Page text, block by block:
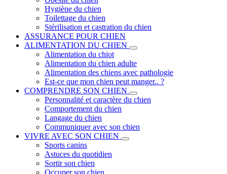
Hygiène du chien
Toilettage du chien
Stérilisation et castration du chien
ASSURANCE POUR CHIEN
ALIMENTATION DU CHIEN
Alimentation du chiot
Alimentation du chien adulte
Alimentation des chiens avec pathologie
Est-ce que mon chien peut manger.. ?
COMPRENDRE SON CHIEN
Personnalité et caractère du chien
Comportement du chien
Langage du chien
Communiquer avec son chien
VIVRE AVEC SON CHIEN
Sports canins
Astuces du quotidien
Sortir son chien
Occuper son chien